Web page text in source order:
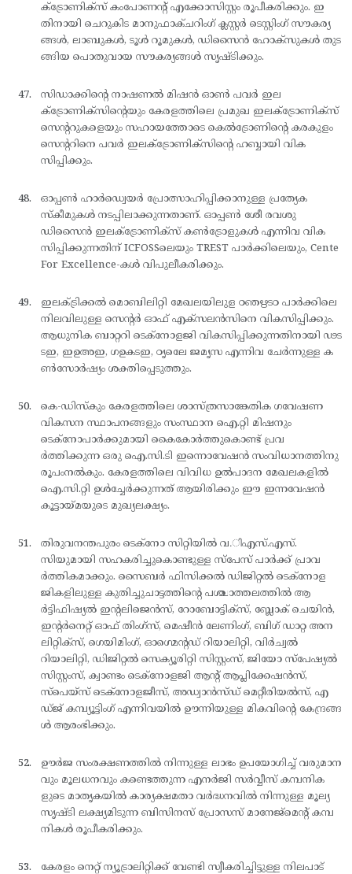
ക്ട്രോണിക്സ് കംപോണന്റ് എക്കോസിസ്റ്റം രൂപീകരിക്കും. ഇ
തിനായി ചെറുകിട മാനുഫാക്ചറിംഗ് ക്ലസ്റ്റര്‍ ടെസ്റ്റിംഗ് സൗകര്യ
ങ്ങള്‍, ലാബുകള്‍, ടൂള്‍ റൂമുകള്‍, ഡിസൈന്‍ ഹോക്സുകള്‍ തുട
ങ്ങിയ പൊതുവായ സൗകര്യങ്ങള്‍ സൃഷ്ടിക്കും.
സിഡാക്കിന്റെ നാഷണല്‍ മിഷന്‍ ഓണ്‍ പവര്‍ ഇല
ക്ട്രോണിക്സിന്റെയും കേരളത്തിലെ പ്രമുഖ ഇലക്ട്രോണിക്സ്
സെന്ററുകളെയും സഹായത്തോടെ കെല്‍ട്രോണിന്റെ കരകുളം
സെന്ററിനെ പവര്‍ ഇലക്ട്രോണിക്സിന്റെ ഹബ്ബായി വിക
സിപ്പിക്കും.
ഓപ്പണ്‍ ഹാര്‍ഡ്വെയര്‍ പ്രോത്സാഹിപ്പിക്കാനുള്ള പ്രത്യേക
സ്കീമുകള്‍ നടപ്പിലാക്കുന്നതാണ്. ഓപ്പണ്‍ ശീേ രവശു
ഡിസൈന്‍ ഇലക്ട്രോണിക്സ് കണ്‍ട്രോളുകള്‍ എന്നിവ വിക
സിപ്പിക്കുന്നതിന് ICFOSSലെയും TREST പാര്‍ക്കിലെയും, Cente
For Excellence-കള്‍ വിപുലീകരിക്കും.
ഇലക്ട്രിക്കല്‍ മൊബിലിറ്റി മേഖലയിലുള ഠഞഋടഠ പാര്‍ക്കിലെ
നിലവിലുള്ള സെന്റര്‍ ഓഫ് എക്സലന്‍സിനെ വികസിപ്പിക്കും.
ആധുനിക ബാറ്ററി ടെക്നോളജി വികസിപ്പിക്കുന്നതിനായി ഢട
ടഇ, ഇഉഅഇ, ഗഉകടഇ, ഠൃലെേ ജമൃസ എന്നിവ ചേര്‍ന്നുള്ള ക
ണ്‍സോര്‍ഷ്യം ശക്തിപ്പെടുത്തും.
കെ-ഡിസ്കും കേരളത്തിലെ ശാസ്ത്രസാങ്കേതിക ഗവേഷണ
വികസന സ്ഥാപനങ്ങളും സംസ്ഥാന ഐ.റ്റി മിഷനും
ടെക്നോപാര്‍ക്കുമായി കൈകോര്‍ത്തുകൊണ്ട് പ്രവ
ര്‍ത്തിക്കുന്ന ഒരു ഐ.സി.ടി ഇന്നൊവേഷന്‍ സംവിധാനത്തിനു
രൂപംനല്‍കും. കേരളത്തിലെ വിവിധ ഉല്‍പാദന മേഖലകളില്‍
ഐ.സി.റ്റി ഉള്‍ച്ചേര്‍ക്കുന്നത് ആയിരിക്കും ഈ ഇന്നവേഷന്‍
കൂട്ടായ്മയുടെ മുഖ്യലക്ഷ്യം.
തിരുവനന്തപുരം ടെക്നോ സിറ്റിയില്‍ വ.ിഎസ്.എസ്.
സിയുമായി സഹകരിച്ചുകൊണ്ടുള്ള സ്പേസ് പാര്‍ക്ക് പ്രാവ
ര്‍ത്തികമാക്കും. സൈബര്‍ ഫിസിക്കല്‍ ഡിജിറ്റല്‍ ടെക്നോള
ജികളിലുള്ള കുതിച്ചുചാട്ടത്തിന്റെ പശ്ചാത്തലത്തില്‍ ആ
ര്‍ട്ടിഫിഷ്യല്‍ ഇന്റലിജെന്‍സ്, റോബോട്ടിക്സ്, ബ്ലോക് ചെയിന്‍,
ഇന്റര്‍നെറ്റ് ഓഫ് തിംഗ്സ്, മെഷീന്‍ ലേണിംഗ്, ബിഗ് ഡാറ്റ അന
ലിറ്റിക്സ്, ഗെയിമിംഗ്, ഓഗ്മെന്റഡ് റിയാലിറ്റി, വിര്‍ച്വല്‍
റിയാലിറ്റി, ഡിജിറ്റല്‍ സെക്യൂരിറ്റി സിസ്റ്റംസ്, ജിയോ സ്പേഷ്യല്‍
സിസ്റ്റംസ്, ക്വാണ്ടം ടെക്നോളജി ആന്റ് ആപ്ലിക്കേഷന്‍സ്,
സ്പെയ്സ് ടെക്നോളജീസ്, അഡ്വാന്‍സ്ഡ് മെറ്റീരിയല്‍സ്, എ
ഡ്ജ് കമ്പ്യൂട്ടിംഗ് എന്നിവയില്‍ ഊന്നിയുള്ള മികവിന്റെ കേന്ദ്രങ്ങ
ള്‍ ആരംഭിക്കും.
ഊര്‍ജ സംരക്ഷണത്തില്‍ നിന്നുള്ള ലാഭം ഉപയോഗിച്ച് വരുമാന
വും മൂലധനവും കണ്ടെത്തുന്ന എനര്‍ജി സര്‍വ്വീസ് കമ്പനിക
ളുടെ മാതൃകയില്‍ കാര്യക്ഷമതാ വര്‍ദ്ധനവില്‍ നിന്നുള്ള മൂല്യ
സൃഷ്ടി ലക്ഷ്യമിടുന്ന ബിസിനസ് പ്രോസസ് മാനേജ്മെന്റ് കമ്പ
നികള്‍ രൂപീകരിക്കും.
കേരളം നെറ്റ് ന്യൂട്രാലിറ്റിക്ക് വേണ്ടി സ്വീകരിച്ചിട്ടുള്ള നിലപാട്